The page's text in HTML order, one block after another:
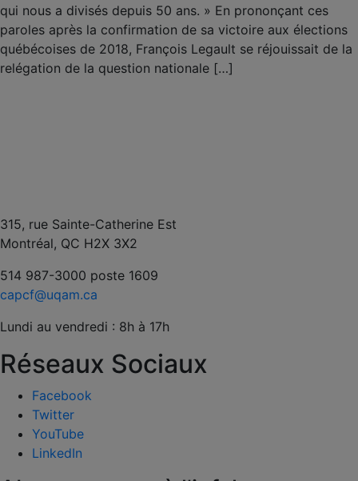
qui nous a divisés depuis 50 ans. » En prononçant ces
paroles après la confirmation de sa victoire aux élections
québécoises de 2018, François Legault se réjouissait de la
relégation de la question nationale […]
315, rue Sainte-Catherine Est
Montréal, QC H2X 3X2
514 987-3000 poste 1609
capcf@uqam.ca
Lundi au vendredi : 8h à 17h
Réseaux Sociaux
Facebook
Twitter
YouTube
LinkedIn